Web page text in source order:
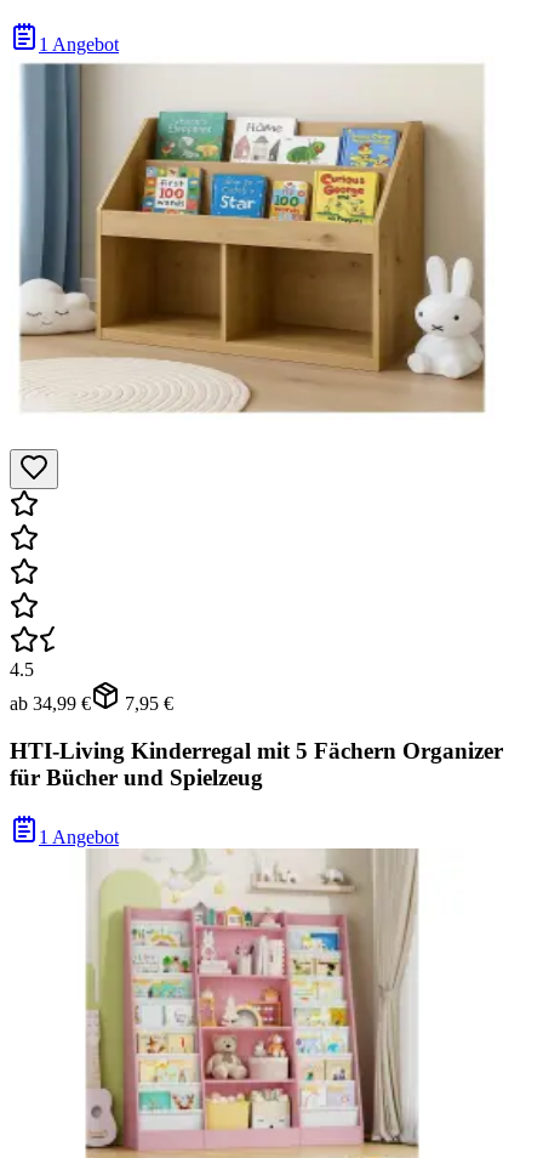
1 Angebot
4.5
ab 34,99 € 7,95 €
HTI-Living Kinderregal mit 5 Fächern Organizer
für Bücher und Spielzeug
1 Angebot